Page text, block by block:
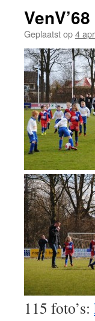
Geplaatst op4
115 foto’s: